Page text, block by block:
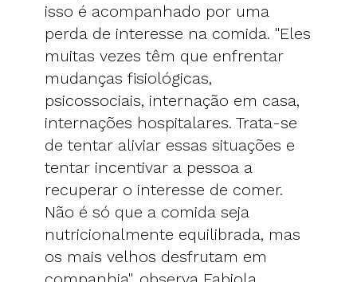
isso é acompanhado por uma
perda de interesse na comida. "Eles
muitas vezes têm que enfrentar
mudanças fisiológicas,
psicossociais, internação em casa,
internações hospitalares. Trata-se
de tentar aliviar essas situações e
tentar incentivar a pessoa a
recuperar o interesse de comer.
Não é só que a comida seja
nutricionalmente equilibrada, mas
os mais velhos desfrutam em